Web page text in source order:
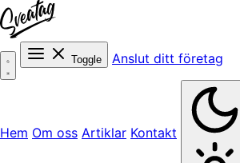
Toggle Anslut ditt företag
Hem Om oss Artiklar Kontakt